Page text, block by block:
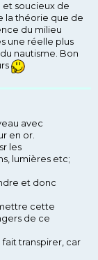
soucieux de
la théorie que de
du milieu
une réelle plus
nautisme. Bon
avec
en or.
les
lumières etc;
et donc
cette
de ce
fait transpirer, car